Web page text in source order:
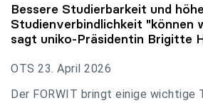
Bessere Studierbarkeit und
Studienverbindlichkeit "können
sagt uniko-Präsidentin Brigitte
OTS 23. April 2026
Der FORWIT bringt einige wichtige